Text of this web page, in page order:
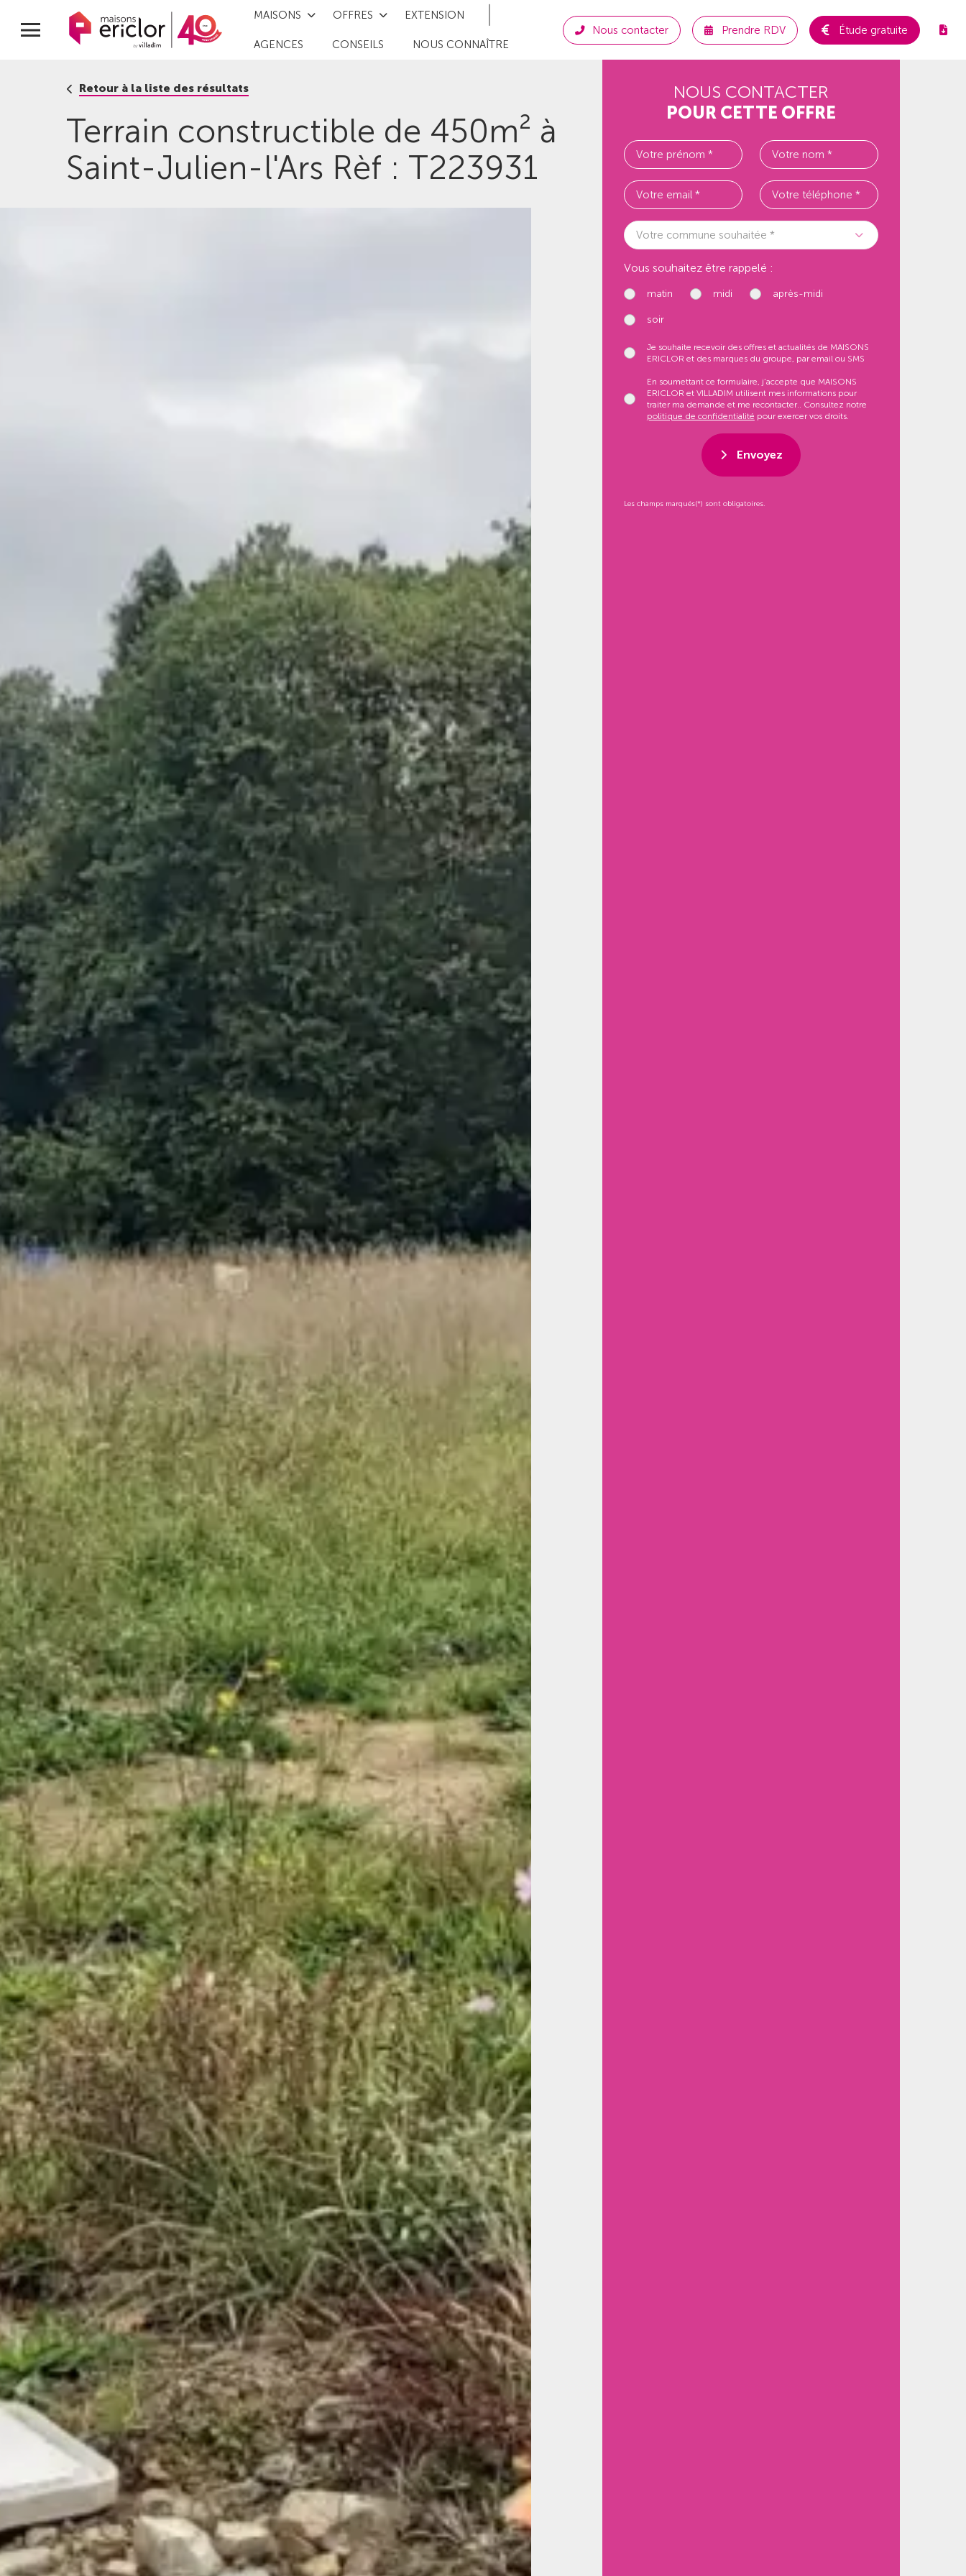
MAISONS OFFRES EXTENSION
AGENCES CONSEILS NOUS CONNAÎTRE
Nous contacter Prendre RDV Étude gratuite
Retour à la liste des résultats
Terrain constructible de 450m² à
Saint-Julien-l'Ars Rèf : T223931
NOUS CONTACTER
POUR CETTE OFFRE
Votre commune souhaitée *
Vous souhaitez être rappelé :
matin midi après-midi
soir
Je souhaite recevoir des offres et actualités de MAISONS
ERICLOR et des marques du groupe, par email ou SMS
En soumettant ce formulaire, j’accepte que MAISONS
ERICLOR et VILLADIM utilisent mes informations pour
traiter ma demande et me recontacter.. Consultez notre
politique de confidentialité pour exercer vos droits.
Envoyez
Les champs marqués(*) sont obligatoires.